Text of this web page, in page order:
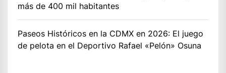
más de 400 mil habitantes
Paseos Históricos en la CDMX en 2026: El juego
de pelota en el Deportivo Rafael «Pelón» Osuna